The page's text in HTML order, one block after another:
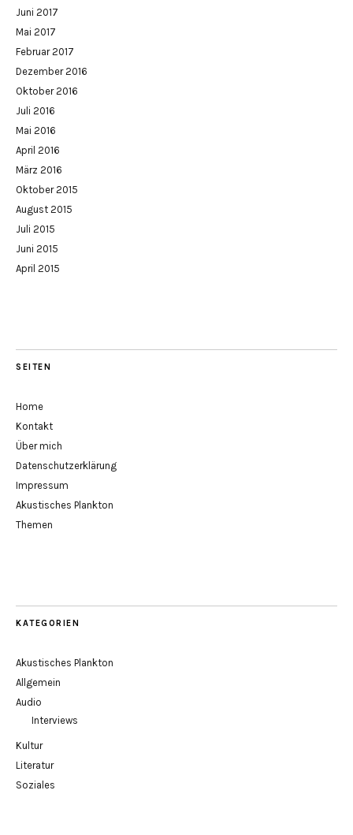
Juni 2017
Mai 2017
Februar 2017
Dezember 2016
Oktober 2016
Juli 2016
Mai 2016
April 2016
März 2016
Oktober 2015
August 2015
Juli 2015
Juni 2015
April 2015
SEITEN
Home
Kontakt
Über mich
Datenschutzerklärung
Impressum
Akustisches Plankton
Themen
KATEGORIEN
Akustisches Plankton
Allgemein
Audio
Interviews
Kultur
Literatur
Soziales